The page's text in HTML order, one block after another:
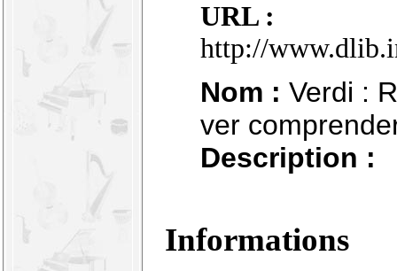
URL :
http://
Nom : Verdi :
ver
Description :
Informations